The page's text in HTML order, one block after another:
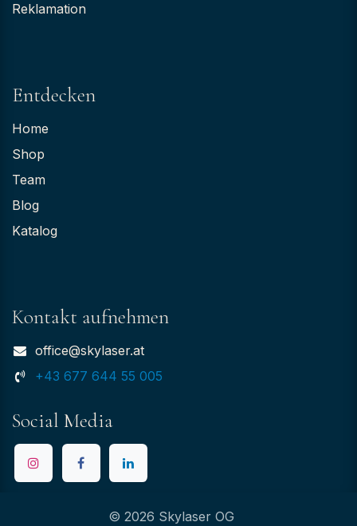
Reklamation
Entdecken
Home
Shop
Team
Blog
Katalog
Kontakt aufnehmen
office@skylaser.at
+43 677 644 55 005
Social Media
© 2026 Skylaser OG